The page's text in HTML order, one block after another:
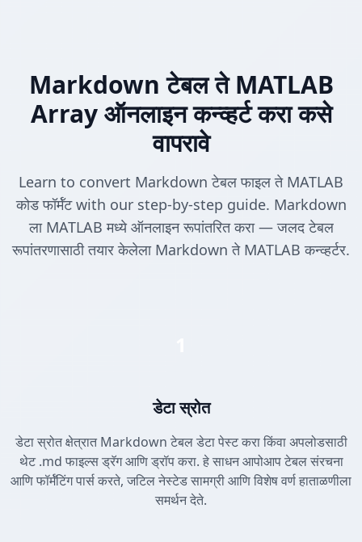
Markdown टेबल ते MATLAB
Array ऑनलाइन कन्व्हर्ट करा कसे
वापरावे
Learn to convert Markdown टेबल फाइल ते MATLAB
कोड फॉर्मॅट with our step-by-step guide. Markdown
ला MATLAB मध्ये ऑनलाइन रूपांतरित करा — जलद टेबल
रूपांतरणासाठी तयार केलेला Markdown ते MATLAB कन्व्हर्टर.
डेटा स्रोत
डेटा स्रोत क्षेत्रात Markdown टेबल डेटा पेस्ट करा किंवा अपलोडसाठी
थेट .md फाइल्स ड्रॅग आणि ड्रॉप करा. हे साधन आपोआप टेबल संरचना
आणि फॉर्मॅटिंग पार्स करते, जटिल नेस्टेड सामग्री आणि विशेष वर्ण हाताळणीला
समर्थन देते.